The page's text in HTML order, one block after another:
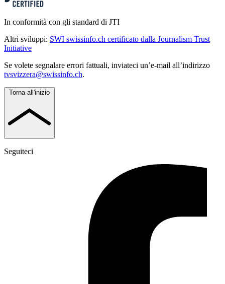
In conformità con gli standard di JTI
Altri sviluppi: SWI swissinfo.ch certificato dalla Journalism Trust
Initiative
Se volete segnalare errori fattuali, inviateci un’e-mail all’indirizzo
tvsvizzera@swissinfo.ch.
Torna all'inizio
Seguiteci